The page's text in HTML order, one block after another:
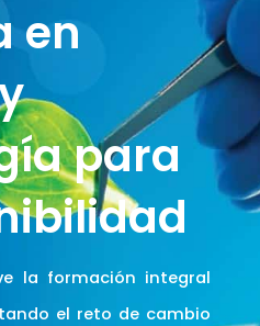
en
para
la formación integral
el reto de cambio